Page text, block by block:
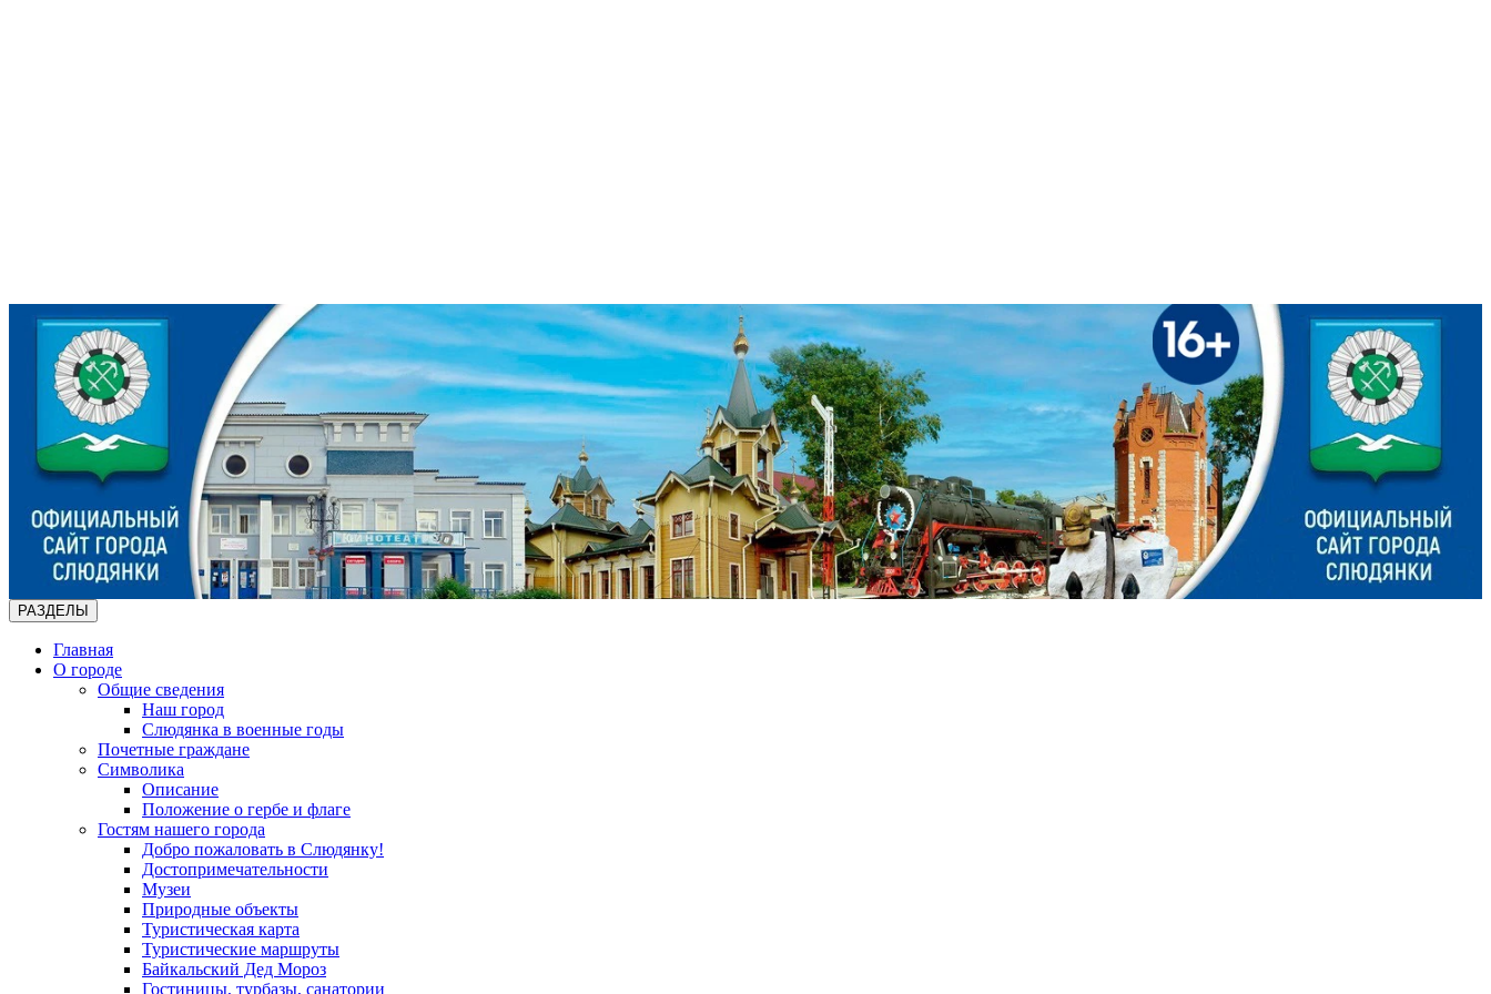
РАЗДЕЛЫ
Главная
О городе
Общие сведения
Наш город
Слюдянка в военные годы
Почетные граждане
Символика
Описание
Положение о гербе и флаге
Гостям нашего города
Добро пожаловать в Слюдянку!
Достопримечательности
Музеи
Природные объекты
Туристическая карта
Туристические маршруты
Байкальский Дед Мороз
Гостиницы, турбазы, санатории